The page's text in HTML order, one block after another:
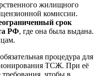
жилищного
комиссии.
срок
РФ, где она была выдана.
процедура для
ТСЖ. При её